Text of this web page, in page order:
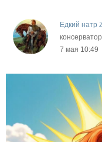
Едкий натр
7 мая 10:49